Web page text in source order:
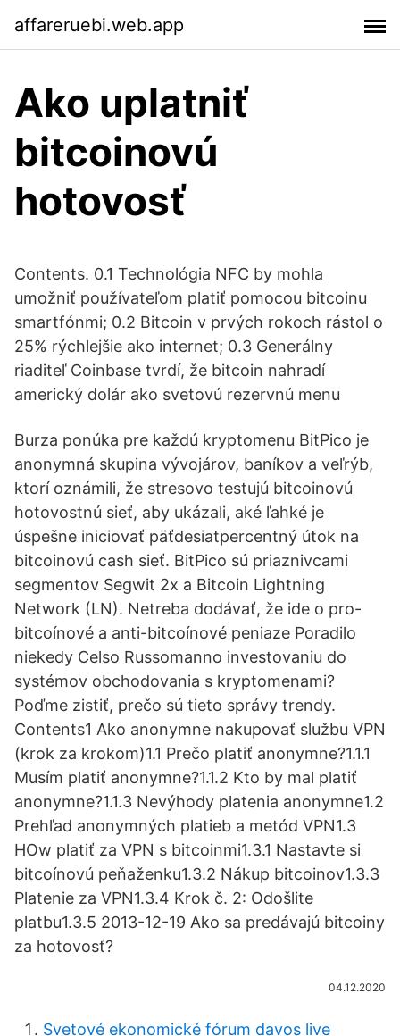
affareruebi.web.app
Ako uplatniť
bitcoinovú
hotovosť
Contents. 0.1 Technológia NFC by mohla
umožniť používateľom platiť pomocou bitcoinu
smartfónmi; 0.2 Bitcoin v prvých rokoch rástol o
25% rýchlejšie ako internet; 0.3 Generálny
riaditeľ Coinbase tvrdí, že bitcoin nahradí
americký dolár ako svetovú rezervnú menu
Burza ponúka pre každú kryptomenu BitPico je
anonymná skupina vývojárov, baníkov a veľrýb,
ktorí oznámili, že stresovo testujú bitcoinovú
hotovostnú sieť, aby ukázali, aké ľahké je
úspešne iniciovať päťdesiatpercentný útok na
bitcoinovú cash sieť. BitPico sú priaznivcami
segmentov Segwit 2x a Bitcoin Lightning
Network (LN). Netreba dodávať, že ide o pro-
bitcoínové a anti-bitcoínové peniaze Poradilo
niekedy Celso Russomanno investovaniu do
systémov obchodovania s kryptomenami?
Poďme zistiť, prečo sú tieto správy trendy.
Contents1 Ako anonymne nakupovať službu VPN
(krok za krokom)1.1 Prečo platiť anonymne?1.1.1
Musím platiť anonymne?1.1.2 Kto by mal platiť
anonymne?1.1.3 Nevýhody platenia anonymne1.2
Prehľad anonymných platieb a metód VPN1.3
HOw platiť za VPN s bitcoinmi1.3.1 Nastavte si
bitcoínovú peňaženku1.3.2 Nákup bitcoinov1.3.3
Platenie za VPN1.3.4 Krok č. 2: Odošlite
platbu1.3.5 2013-12-19 Ako sa predávajú bitcoiny
za hotovosť?
04.12.2020
Svetové ekonomické fórum davos live